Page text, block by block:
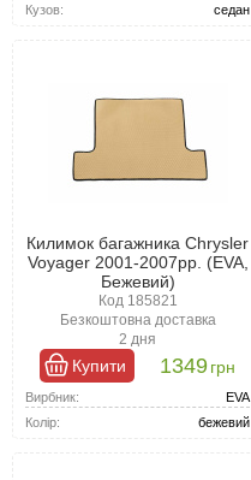
Кузов:
седан
Килимок багажника Chrysler
Voyager 2001-2007рр. (EVA,
Бежевий)
Код 185821
Безкоштовна доставка
2 дня
Купити 1349грн
Вирбник:
EVA
Колір:
бежевий